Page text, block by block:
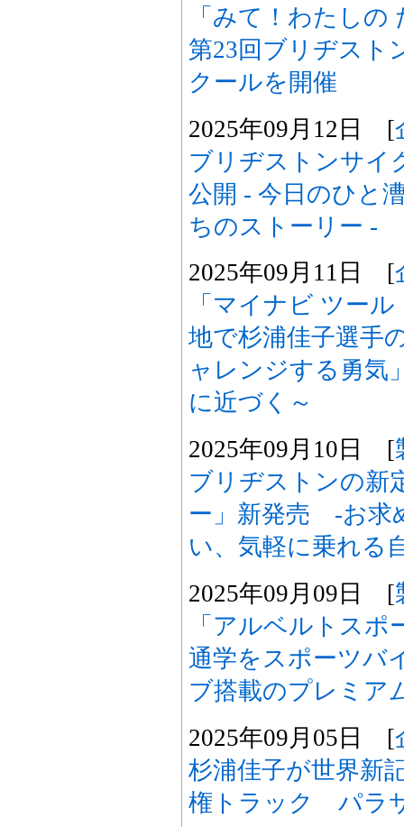
「みて！わたし
第23回ブリヂスト
クールを開催
2025年09月12日 [
ブリヂストンサ
公開 - 今日のひと
ちのストーリー -
2025年09月11日 [
「マイナビ ツー
地で杉浦佳子選手
ャレンジする勇気
に近づく～
2025年09月10日 [
ブリヂストンの新
ー」新発売 -お求
い、気軽に乗れる
2025年09月09日 [
「アルベルトスポ
通学をスポーツバ
ブ搭載のプレミア
2025年09月05日 [
杉浦佳子が世界新
権トラック パラ